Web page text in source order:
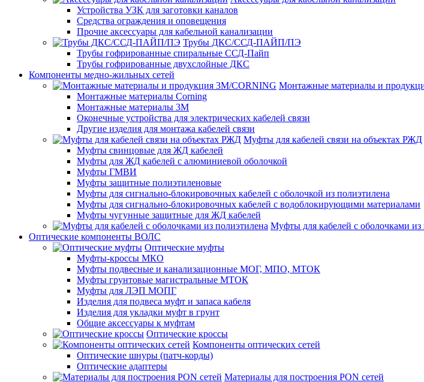
Устройства УЗК для заготовки каналов
Средства ограждения и оповещения
Прочие аксессуары для кабельной канализации
Трубы ДКС/ССД-ПАЙП/ПЭ
Трубы гофрированные спиральные ССД-Пайп
Трубы гофрированные двухслойные ДКС
Компоненты медно-жильных сетей
Монтажные материалы и
Монтажные материалы Corning
Монтажные материалы 3M
Оконечные устройства для электрических кабелей связи
Другие изделия для монтажа кабелей связи
Муфты для кабелей связи на объектах РЖД
Муфты свинцовые для ЖД кабелей
Муфты для ЖД кабелей с алюминиевой оболочкой
Муфты ГМВИ
Муфты защитные полиэтиленовые
Муфты для сигнально-блокировочных кабелей с оболочкой из полиэтилена
Муфты для сигнально-блокировочных кабелей с водоблокирующими материалами
Муфты чугунные защитные для ЖД кабелей
Муфты для кабелей с оболочками из
Оптические компоненты ВОЛС
Оптические муфты
Муфты-кроссы МКО
Муфты подвесные и канализационные МОГ, МПО, МТОК
Муфты грунтовые магистральные МТОК
Муфты для ЛЭП МОПГ
Изделия для подвеса муфт и запаса кабеля
Изделия для укладки муфт в грунт
Общие аксессуары к муфтам
Оптические кроссы
Компоненты оптических сетей
Оптические шнуры (патч-корды)
Оптические адаптеры
Материалы для построения PON сетей